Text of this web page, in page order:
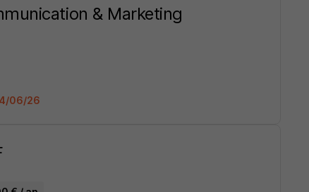
& Marketing
06/26